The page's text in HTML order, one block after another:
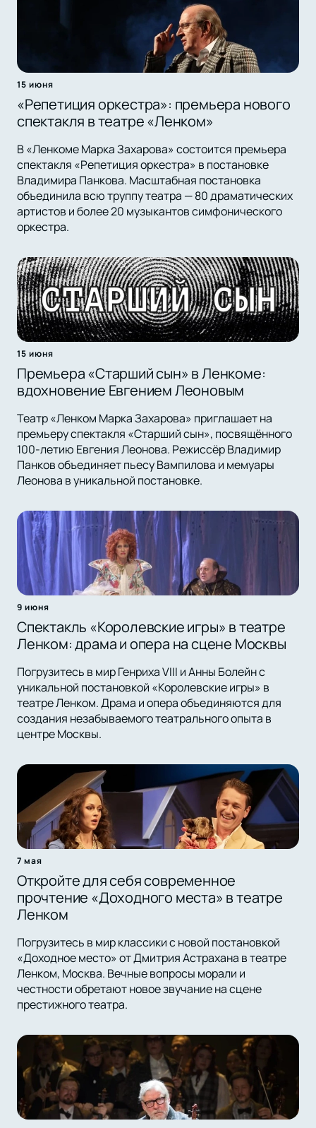
15 июня
«Репетиция оркестра»: премьера нового
спектакля в театре «Ленком»
В «Ленкоме Марка Захарова» состоится премьера
спектакля «Репетиция оркестра» в постановке
Владимира Панкова. Масштабная постановка
объединила всю труппу театра — 80 драматических
артистов и более 20 музыкантов симфонического
оркестра.
15 июня
Премьера «Старший сын» в Ленкоме:
вдохновение Евгением Леоновым
Театр «Ленком Марка Захарова» приглашает на
премьеру спектакля «Старший сын», посвящённого
100-летию Евгения Леонова. Режиссёр Владимир
Панков объединяет пьесу Вампилова и мемуары
Леонова в уникальной постановке.
9 июня
Спектакль «Королевские игры» в театре
Ленком: драма и опера на сцене Москвы
Погрузитесь в мир Генриха VIII и Анны Болейн с
уникальной постановкой «Королевские игры» в
театре Ленком. Драма и опера объединяются для
создания незабываемого театрального опыта в
центре Москвы.
7 мая
Откройте для себя современное
прочтение «Доходного места» в театре
Ленком
Погрузитесь в мир классики с новой постановкой
«Доходное место» от Дмитрия Астрахана в театре
Ленком, Москва. Вечные вопросы морали и
честности обретают новое звучание на сцене
престижного театра.